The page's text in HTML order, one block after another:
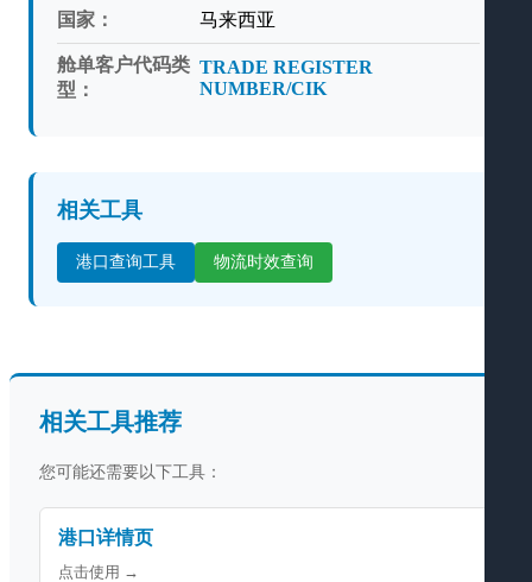
国家： 马来西亚
舱单客户代码类
型：
TRADE REGISTER
NUMBER/CIK
相关工具
港口查询工具 物流时效查询
相关工具推荐
您可能还需要以下工具：
港口详情页
点击使用 →